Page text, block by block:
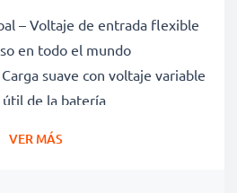
– Voltaje de entrada flexible
en todo el mundo
suave con voltaje variable
de la batería
VER MÁS